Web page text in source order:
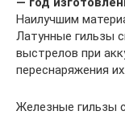
Наилучшим
Латунные гильзы
выстрелов при
переснаряжения их.
Железные гильзы